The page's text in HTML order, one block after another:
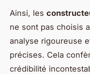
Ainsi, les
ne sont pas choisis
analyse rigoureuse
précises. Cela
crédibilité